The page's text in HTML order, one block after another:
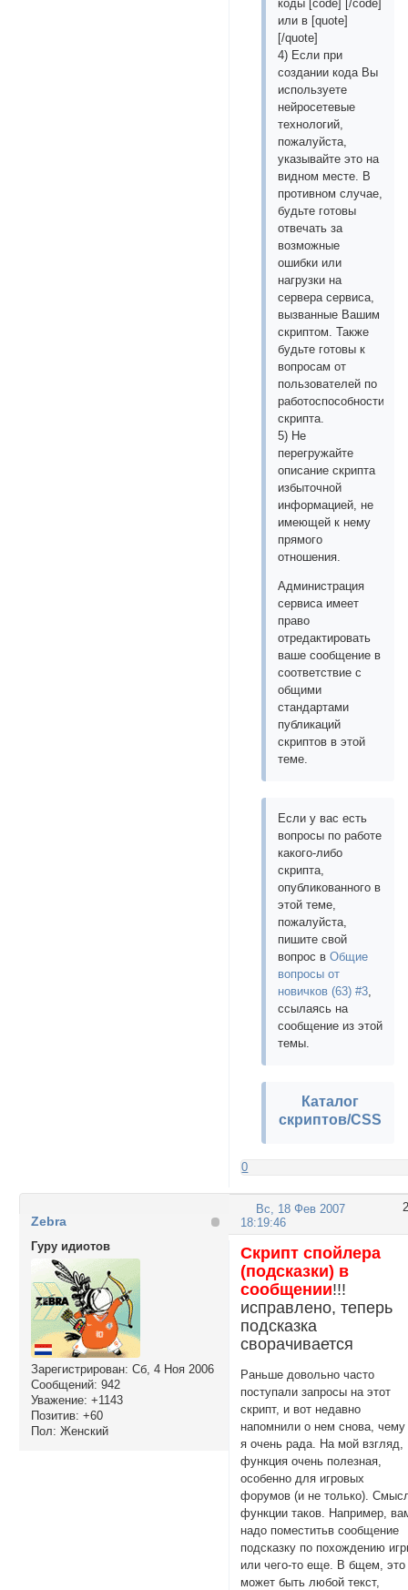
коды [сode] [/сode]
или в [quotе]
[/quotе]
4) Если при
создании кода Вы
используете
нейросетевые
технологий,
пожалуйста,
указывайте это на
видном месте. В
противном случае,
будьте готовы
отвечать за
возможные
ошибки или
нагрузки на
сервера сервиса,
вызванные Вашим
скриптом. Также
будьте готовы к
вопросам от
пользователей по
работоспособности
скрипта.
5) Не
перегружайте
описание скрипта
избыточной
информацией, не
имеющей к нему
прямого
отношения.
Администрация
сервиса имеет
право
отредактировать
ваше сообщение в
соответствие с
общими
стандартами
публикаций
скриптов в этой
теме.
Если у вас есть
вопросы по работе
какого-либо
скрипта,
опубликованного в
этой теме,
пожалуйста,
пишите свой
вопрос вОбщие
вопросы от
новичков (63) #3
ссылаясь на
сообщение из этой
темы.
Каталог
скриптов/CSS
0
2
Вс, 18 Фев 2007
18:19:46
Zebra
Гуру идиотов
Зарегистрирован: Сб, 4 Ноя 2006
Сообщений: 942
Уважение: +1143
Позитив: +60
Пол: Женский
Скрипт спойлера
(подсказки) в
сообщении!!!
исправлено, теперь
подсказка
сворачивается
Раньше довольно часто
поступали запросы на этот
скрипт, и вот недавно
напомнили о нем снова, чему
я очень рада. На мой взгляд,
функция очень полезная,
особенно для игровых
форумов (и не только).
функции таков. Например,
надо поместитьв сообщение
подсказку по похождению
или чего-то еще. В бщем, это
может быть любой текст,